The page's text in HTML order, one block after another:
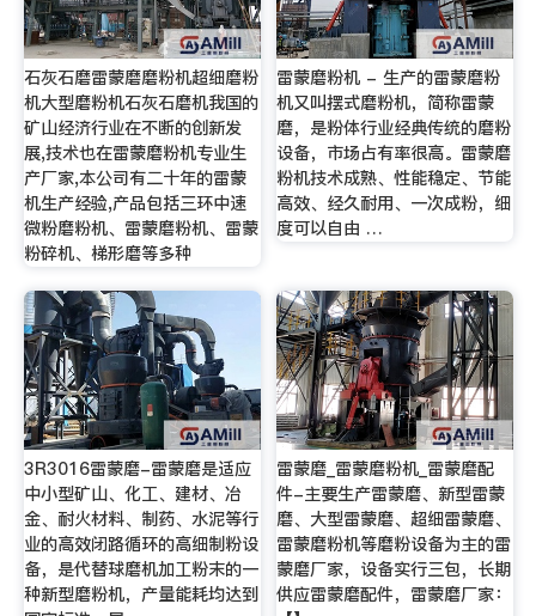
石灰石磨雷蒙磨磨粉机超细磨粉
机大型磨粉机石灰石磨机我国的
矿山经济行业在不断的创新发
展,技术也在雷蒙磨粉机专业生
产厂家,本公司有二十年的雷蒙
机生产经验,产品包括三环中速
微粉磨粉机、雷蒙磨粉机、雷蒙
粉碎机、梯形磨等多种
雷蒙磨粉机 - 生产的雷蒙磨粉
机又叫摆式磨粉机，简称雷蒙
磨，是粉体行业经典传统的磨粉
设备，市场占有率很高。雷蒙磨
粉机技术成熟、性能稳定、节能
高效、经久耐用、一次成粉，细
度可以自由 …
3R3016雷蒙磨-雷蒙磨是适应
中小型矿山、化工、建材、冶
金、耐火材料、制药、水泥等行
业的高效闭路循环的高细制粉设
备，是代替球磨机加工粉末的一
种新型磨粉机，产量能耗均达到
雷蒙磨_雷蒙磨粉机_雷蒙磨配
件-主要生产雷蒙磨、新型雷蒙
磨、大型雷蒙磨、超细雷蒙磨、
雷蒙磨粉机等磨粉设备为主的雷
蒙磨厂家，设备实行三包，长期
供应雷蒙磨配件，雷蒙磨厂家：